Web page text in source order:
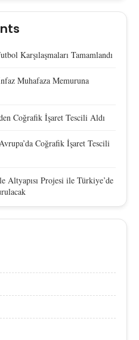
Karşılaşmaları Tamamlandı
Muhafaza Memuruna
Coğrafik İşaret Tescili Aldı
Coğrafik İşaret Tescili
Altyapısı Projesi ile Türkiye’de